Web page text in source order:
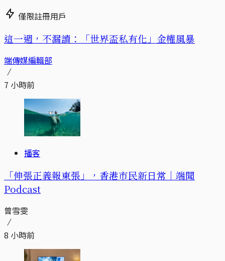
僅限註冊用戶
這一週，不漏讀：「世界盃私有化」金權風暴
端傳媒編輯部
7 小時前
播客
「伸張正義報東張」，香港市民新日常｜端聞
Podcast
曾雪雯
8 小時前